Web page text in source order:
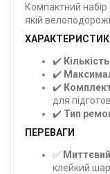
Компактний
якій велоподорожі.
✔️
✔️
✔️
для
✔️ Тип
ПЕРЕВАГИ
✅
клейкий